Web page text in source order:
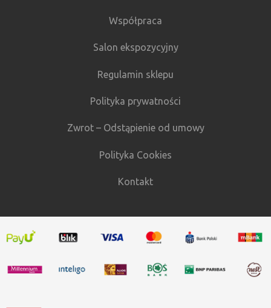
Współpraca
Salon ekspozycyjny
Regulamin sklepu
Polityka prywatności
Zwrot – Odstąpienie od umowy
Polityka Cookies
Kontakt